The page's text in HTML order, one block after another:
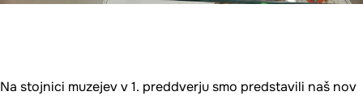
Na stojnici muzejev v 1. preddverju smo predstavili naš nov